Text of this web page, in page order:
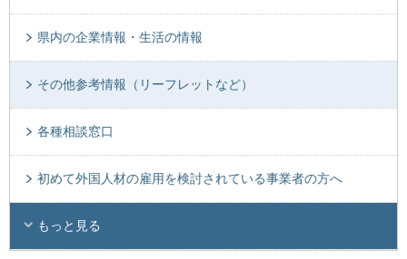
県内の企業情報・生活の情報
その他参考情報（リーフレットなど）
各種相談窓口
初めて外国人材の雇用を検討されている事業者の方へ
もっと見る